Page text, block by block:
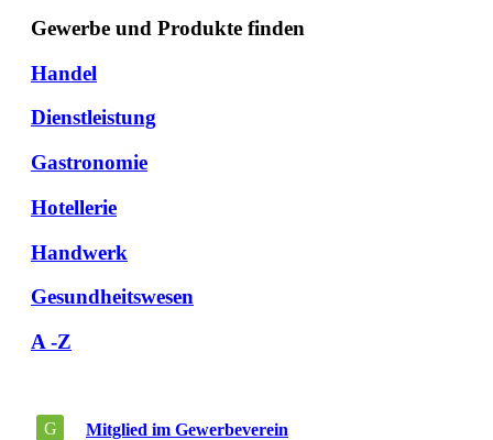
Gewerbe und Produkte finden
Handel
Dienstleistung
Gastronomie
Hotellerie
Handwerk
Gesundheitswesen
A -Z
G Mitglied im Gewerbeverein